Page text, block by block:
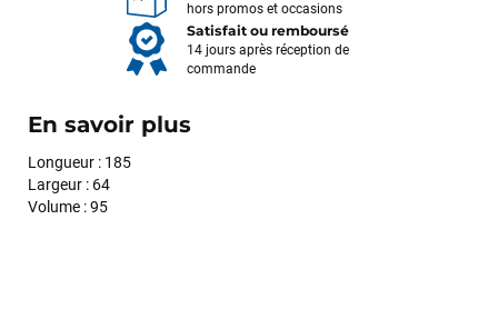
hors promos et occasions
Satisfait ou remboursé
14 jours après réception de
commande
En savoir plus
Longueur : 185
Largeur : 64
Volume : 95